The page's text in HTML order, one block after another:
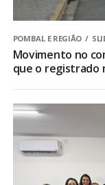
POMBAL E REGIÃO
Movimento no
que o registrado